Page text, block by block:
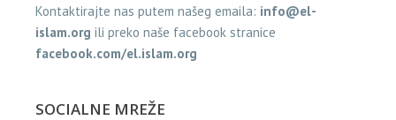
Kontaktirajte nas putem našeg emaila: info@el-
islam.org ili preko naše facebook stranice
facebook.com/el.islam.org
SOCIALNE MREŽE